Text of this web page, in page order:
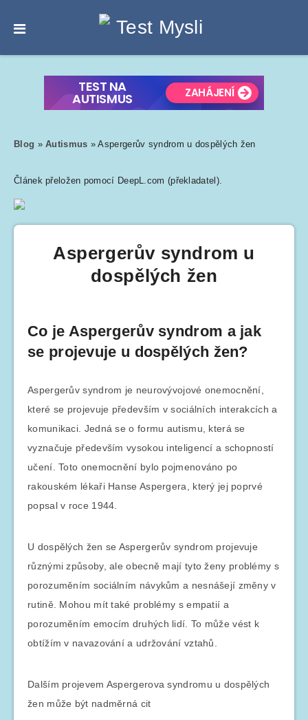
Blog »Autismus »Aspergerův syndrom u dospělých žen
Článek přeložen pomocí DeepL.com (překladatel).
Aspergerův syndrom u
dospělých žen
Co je Aspergerův syndrom a jak
se projevuje u dospělých žen?
Aspergerův syndrom je neurovývojové onemocnění,
které se projevuje především v sociálních interakcích a
komunikaci. Jedná se o formu autismu, která se
vyznačuje především vysokou inteligencí a schopností
učení. Toto onemocnění bylo pojmenováno po
rakouském lékaři Hanse Aspergera, který jej poprvé
popsal v roce 1944.
U dospělých žen se Aspergerův syndrom projevuje
různými způsoby, ale obecně mají tyto ženy problémy s
porozuměním sociálním návykům a nesnášejí změny v
rutině. Mohou mít také problémy s empatií a
porozuměním emocím druhých lidí. To může vést k
obtížím v navazování a udržování vztahů.
Dalším projevem Aspergerova syndromu u dospělých
žen může být nadměrná cit